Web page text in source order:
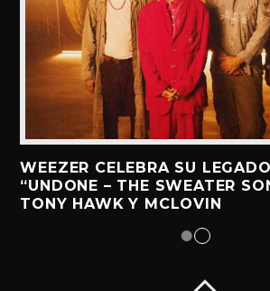
WEEZER CELEBRA SU
“UNDONE – THE SWEATER
TONY HAWK Y MCLOVIN